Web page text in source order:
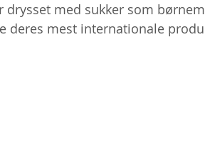
med sukker som
deres mest internationale